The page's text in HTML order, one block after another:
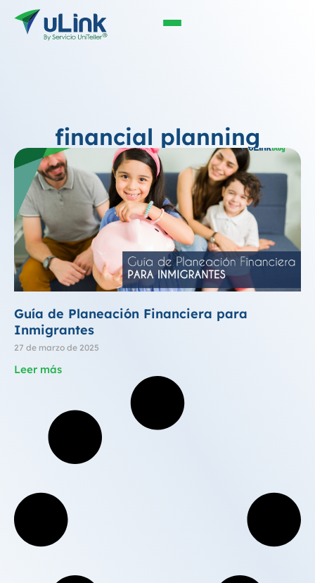
financial planning
Guía de Planeación Financiera para
Inmigrantes
27 de marzo de 2025
Leer más